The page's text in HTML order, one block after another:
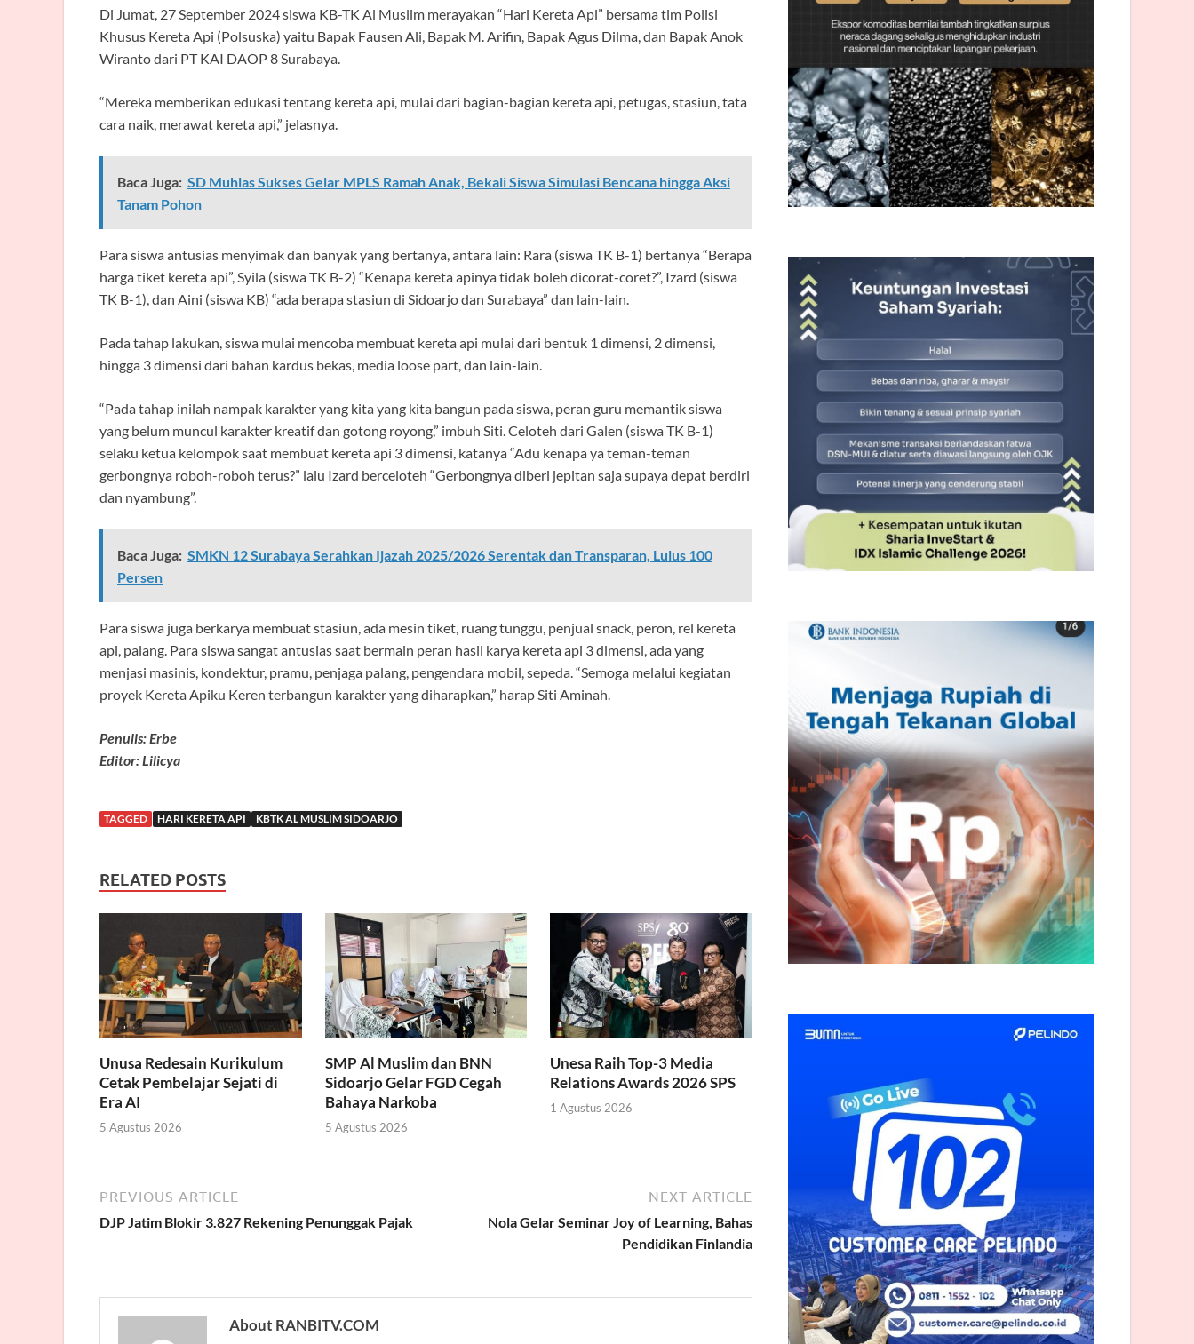
Di Jumat, 27 September 2024 siswa KB-TK Al Muslim merayakan “Hari Kereta Api” bersama tim Polisi
Khusus Kereta Api (Polsuska) yaitu Bapak Fausen Ali, Bapak M. Arifin, Bapak Agus Dilma, dan Bapak Anok
Wiranto dari PT KAI DAOP 8 Surabaya.
“Mereka memberikan edukasi tentang kereta api, mulai dari bagian-bagian kereta api, petugas, stasiun, tata
cara naik, merawat kereta api,” jelasnya.
Baca Juga: SD Muhlas Sukses Gelar MPLS Ramah Anak, Bekali Siswa Simulasi Bencana hingga Aksi
Tanam Pohon
Para siswa antusias menyimak dan banyak yang bertanya, antara lain: Rara (siswa TK B-1) bertanya “Berapa
harga tiket kereta api”, Syila (siswa TK B-2) “Kenapa kereta apinya tidak boleh dicorat-coret?”, Izard (siswa
TK B-1), dan Aini (siswa KB) “ada berapa stasiun di Sidoarjo dan Surabaya” dan lain-lain.
Pada tahap lakukan, siswa mulai mencoba membuat kereta api mulai dari bentuk 1 dimensi, 2 dimensi,
hingga 3 dimensi dari bahan kardus bekas, media loose part, dan lain-lain.
“Pada tahap inilah nampak karakter yang kita yang kita bangun pada siswa, peran guru memantik siswa
yang belum muncul karakter kreatif dan gotong royong,” imbuh Siti. Celoteh dari Galen (siswa TK B-1)
selaku ketua kelompok saat membuat kereta api 3 dimensi, katanya “Adu kenapa ya teman-teman
gerbongnya roboh-roboh terus?” lalu Izard berceloteh “Gerbongnya diberi jepitan saja supaya depat berdiri
dan nyambung”.
Baca Juga: SMKN 12 Surabaya Serahkan Ijazah 2025/2026 Serentak dan Transparan, Lulus 100
Persen
Para siswa juga berkarya membuat stasiun, ada mesin tiket, ruang tunggu, penjual snack, peron, rel kereta
api, palang. Para siswa sangat antusias saat bermain peran hasil karya kereta api 3 dimensi, ada yang
menjasi masinis, kondektur, pramu, penjaga palang, pengendara mobil, sepeda. “Semoga melalui kegiatan
proyek Kereta Apiku Keren terbangun karakter yang diharapkan,” harap Siti Aminah.
Penulis: Erbe
Editor: Lilicya
TAGGED HARI KERETA API KBTK AL MUSLIM SIDOARJO
RELATED POSTS
Unusa Redesain Kurikulum
Cetak Pembelajar Sejati di
Era AI
5 Agustus 2026
SMP Al Muslim dan BNN
Sidoarjo Gelar FGD Cegah
Bahaya Narkoba
5 Agustus 2026
Unesa Raih Top-3 Media
Relations Awards 2026 SPS
1 Agustus 2026
PREVIOUS ARTICLE
DJP Jatim Blokir 3.827 Rekening Penunggak Pajak
NEXT ARTICLE
Nola Gelar Seminar Joy of Learning, Bahas
Pendidikan Finlandia
About RANBITV.COM